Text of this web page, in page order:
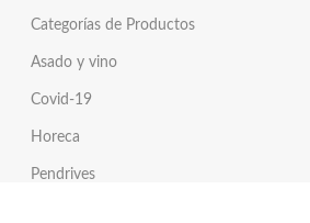
Categorías de Productos
Asado y vino
Covid-19
Horeca
Pendrives